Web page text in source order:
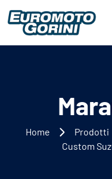
Home Prodotti
Custom